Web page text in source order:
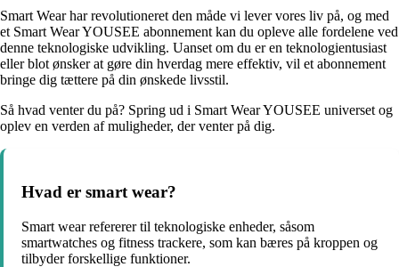
Smart Wear har revolutioneret den måde vi lever vores liv på, og med
et Smart Wear YOUSEE abonnement kan du opleve alle fordelene ved
denne teknologiske udvikling. Uanset om du er en teknologientusiast
eller blot ønsker at gøre din hverdag mere effektiv, vil et abonnement
bringe dig tættere på din ønskede livsstil.
Så hvad venter du på? Spring ud i Smart Wear YOUSEE universet og
oplev en verden af muligheder, der venter på dig.
Hvad er smart wear?
Smart wear refererer til teknologiske enheder, såsom
smartwatches og fitness trackere, som kan bæres på kroppen og
tilbyder forskellige funktioner.